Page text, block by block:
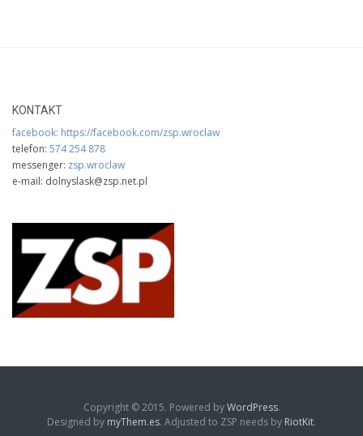
KONTAKT
facebook: https://facebook.com/zsp.wroclaw
telefon: 574 254 878
messenger: zsp.wroclaw
e-mail: dolnyslask@zsp.net.pl
Copyright © 2015. Powered byWordPress.
Designed by myThem.es. Adjusted to ZSP needs by RiotKit.